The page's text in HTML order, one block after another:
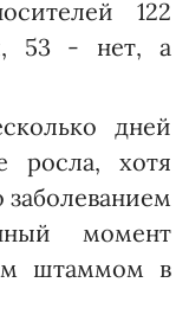
122
53 - нет, а
дней
росла, хотя
заболеванием
момент
штаммом в